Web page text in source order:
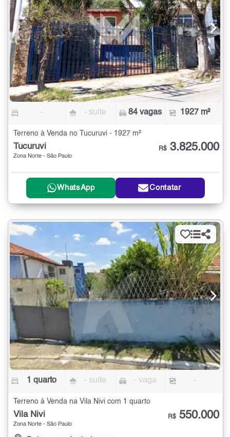
- - suíte 84 vagas 1927 m²
Terreno à Venda no Tucuruvi - 1927 m²
Tucuruvi
Zona Norte - São Paulo
R$ 3.825.000
WhatsApp Contatar
1 quarto - suíte - vaga -
Terreno à Venda na Vila Nivi com 1 quarto
Vila Nivi
Zona Norte - São Paulo
R$ 550.000